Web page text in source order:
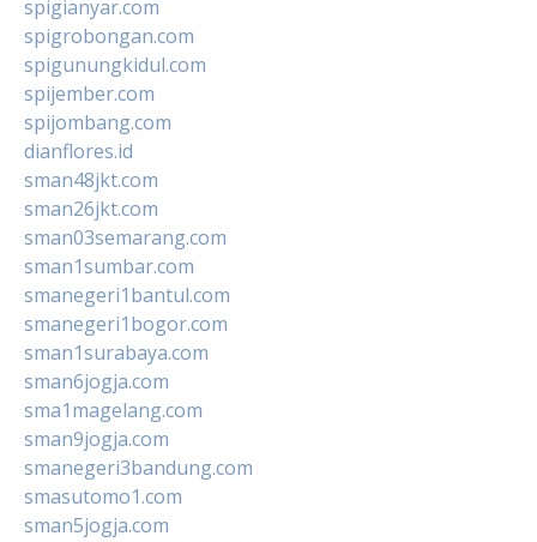
spigianyar.com
spigrobongan.com
spigunungkidul.com
spijember.com
spijombang.com
dianflores.id
sman48jkt.com
sman26jkt.com
sman03semarang.com
sman1sumbar.com
smanegeri1bantul.com
smanegeri1bogor.com
sman1surabaya.com
sman6jogja.com
sma1magelang.com
sman9jogja.com
smanegeri3bandung.com
smasutomo1.com
sman5jogja.com